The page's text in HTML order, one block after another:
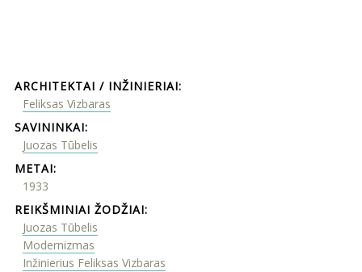
ARCHITEKTAI / INŽINIERIAI:
Feliksas Vizbaras
SAVININKAI:
Juozas Tūbelis
METAI:
1933
REIKŠMINIAI ŽODŽIAI:
Juozas Tūbelis
Modernizmas
Inžinierius Feliksas Vizbaras